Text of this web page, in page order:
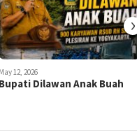
May 12, 2026
Bupati Dilawan Anak Buah
›